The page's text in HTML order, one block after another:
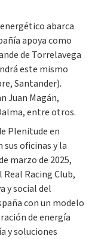
abarca
apoya como
de Torrelavega
este mismo
Santander).
Juan Magán,
entre otros.
Plenitude en
sus oficinas y la
marzo de 2025,
Racing Club,
y social del
con un modelo
de energía
y soluciones